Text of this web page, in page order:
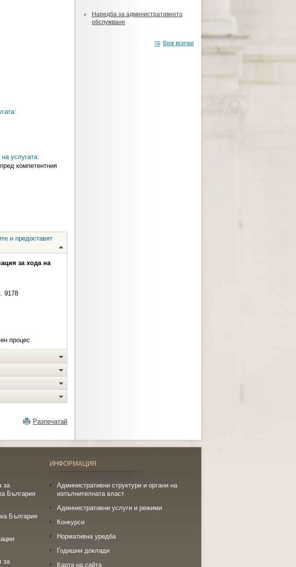
услугата:
компетентния
и предоставят
за хода на
9178
процес
Разпечатай
Наредба за административното
обслужване
Виж всички
за
България
България
за
ИНФОРМАЦИЯ
Административни структури и органи на
изпълнителната власт
Административни услуги и режими
Конкурси
Нормативна уредба
Годишни доклади
Карта на сайта